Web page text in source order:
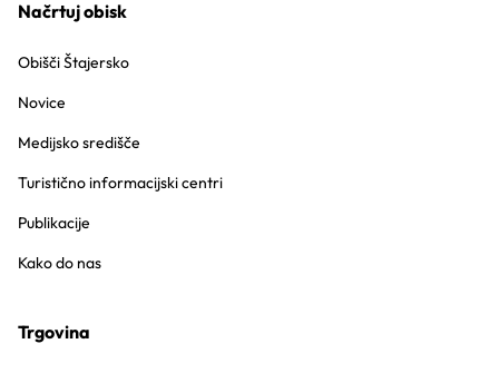
Načrtuj obisk
Obišči Štajersko
Novice
Medijsko središče
Turistično informacijski centri
Publikacije
Kako do nas
Trgovina